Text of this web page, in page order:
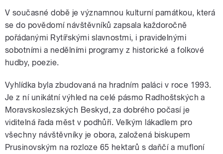
V současné době je významnou kulturní památkou, která
se do povědomí návštěvníků zapsala každoročně
pořádanými Rytířskými slavnostmi, i pravidelnými
sobotními a nedělními programy z historické a folkové
hudby, poezie.
Vyhlídka byla zbudovaná na hradním paláci v roce 1993.
Je z ní unikátní výhled na celé pásmo Radhoštských a
Moravskoslezských Beskyd, za dobrého počasí je
viditelná řada měst v podhůří. Velkým lákadlem pro
všechny návštěvníky je obora, založená biskupem
Prusinovským na rozloze 65 hektarů s daňčí a mufloní